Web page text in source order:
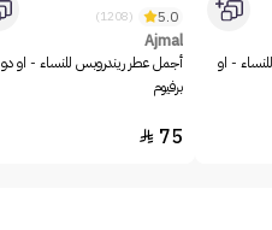
- او
5.0
(1208)
Ajmal
أجمل عطر ريندروبس للنساء - او دو
برفيوم
75
